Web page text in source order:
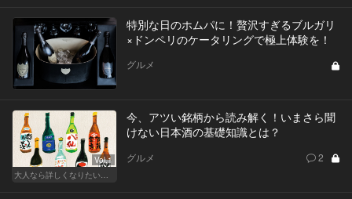
特別な日のホムパに！贅沢すぎるブルガリ
×ドンペリのケータリングで極上体験を！
グルメ
Vol.1
今、アツい銘柄から読み解く！いまさら聞
けない日本酒の基礎知識とは？
グルメ 2